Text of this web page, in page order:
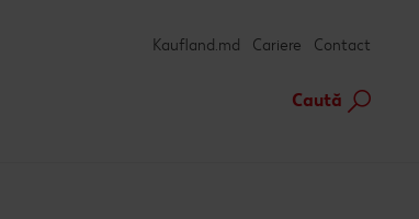
Kaufland.md Cariere Contact
Caută